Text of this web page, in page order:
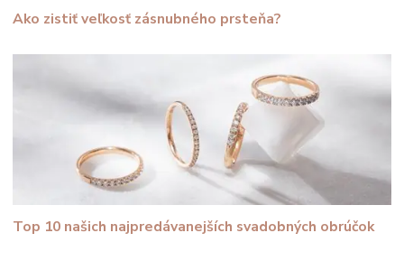
Ako zistiť veľkosť zásnubného prsteňa?
Top 10 našich najpredávanejších svadobných obrúčok